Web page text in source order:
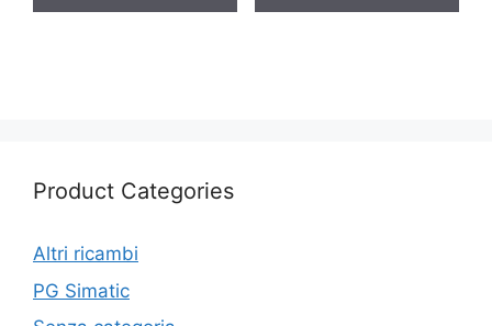
Product Categories
Altri ricambi
PG Simatic